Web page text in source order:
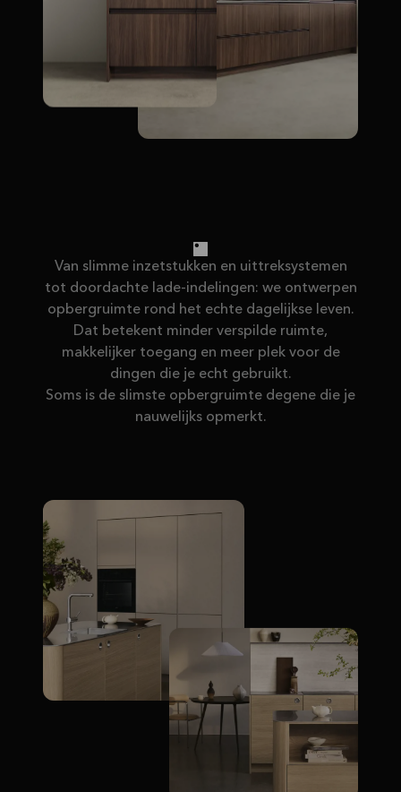
Van slimme inzetstukken en uittreksystemen
tot doordachte lade-indelingen: we ontwerpen
opbergruimte rond het echte dagelijkse leven.
Dat betekent minder verspilde ruimte,
makkelijker toegang en meer plek voor de
dingen die je echt gebruikt.
Soms is de slimste opbergruimte degene die je
nauwelijks opmerkt.